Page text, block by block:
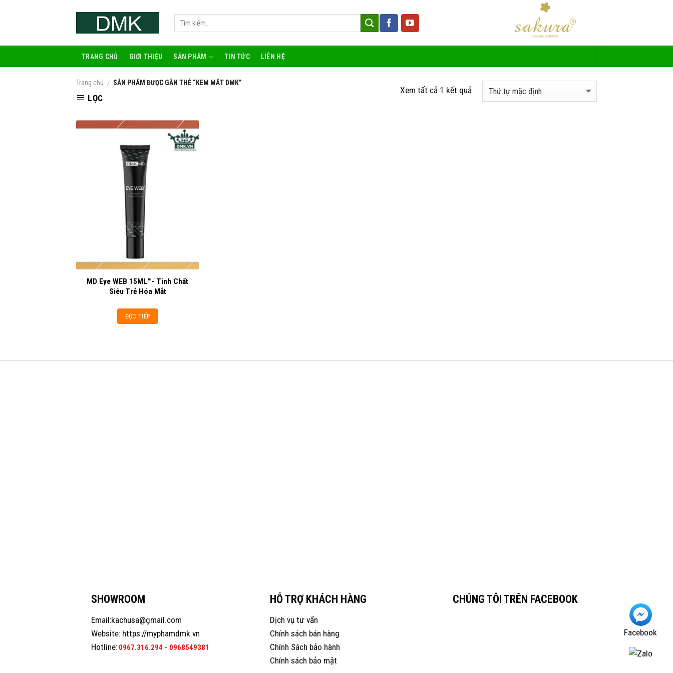
TRANG CHỦ GIỚI THIỆU SẢN PHẨM TIN TỨC LIÊN HỆ
Trang chủ / SẢN PHẨM ĐƯỢC GẮN THẺ “KEM MẮT DMK”
LỌC
Xem tất cả 1 kết quả
MD Eye WEB 15ML™- Tinh Chất
Siêu Trẻ Hóa Mắt
ĐỌC TIẾP
SHOWROOM
Email:kachusa@gmail.com
Website: https://myphamdmk.vn
Hotline: 0967.316.294 - 0968549381
HỖ TRỢ KHÁCH HÀNG
Dịch vụ tư vấn
Chính sách bán hàng
Chính Sách bảo hành
Chính sách bảo mật
CHÚNG TÔI TRÊN FACEBOOK
Facebook